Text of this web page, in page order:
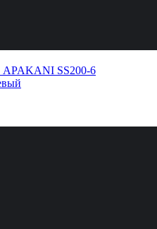
APAKANI SS200-6